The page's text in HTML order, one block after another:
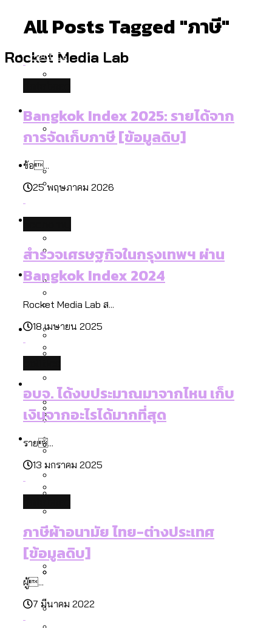
Rocket Media Lab
Politics
จราจรฯ เพิ่ม 150% มีเพียง 5 เขตที่งบเพิ่ม
โดยเขตจตุจักรสูงสุด
ใหม่จะมีงบฯ ประมาณเท่าไร
สมุดจดการบ้าน ส.ก. 2569 : แต่ละเขตมี
ปัญหาอะไรที่ ส.ก. ต้องทำการบ้าน
Vote62 ขอบคุณประชาชนที่ร่วม
สังเกตการณ์การเลือกตั้งชวนคุยกันถึงบท
เรียนที่เราได้รับจากเลือกตั้ง กรุงเทพฯ –
พัทยา
กทม. มีอำนาจแค่ไหน ในการแก้ปัญหาให้คน
ที่อาศัยอยู่ในกรุงเทพฯ
Environment
ลัดวงจรมากที่สุด
สวนสาธารณะและพื้นที่สีเขียวใน กทม. เพิ่ม
ขึ้นและเข้าถึงได้มากน้อยแค่ไหน
ขยะมูลฝอย 2568 [ข้อมูลดิบ]
ขยะของคน กทม. ที่ยังถูกนำไปทิ้งที่
ฉะเชิงเทรา นครปฐม และล่าสุดที่กาญจนบุรี
งบระบายน้ำ-ป้องกันน้ำท่วม 4 ปี (2566-
2569) ของ กทม. ในยุคชัชชาติ ลงเขตไหน
ทำอะไรบ้าง
Culture
โลกใบเดียว สิทธิไม่เท่ากัน: กฎหมายการ
รับรองเพศของ Transgender ทั่วโลก
ประเทศไหนทำได้บ้าง?
สำรวจ Hate Speech ที่ถูกผลิตซ้ำผ่าน
วิดีโอ AI ในช่วงความขัดแย้งไทย-กัมพูชา
ความเกลียดชังที่ขายได้ : สำรวจ Hate
Speech ที่ถูกผลิตซ้ำผ่านวิดีโอ AI ในช่วง
กรุงเทพฯ เมืองคอนเสิร์ต : สำรวจ
คอนเสิร์ตและแฟนมีตติ้งในไทยจำนวน 526
งาน ตั้งแต่ปี 2023-2024
ปีนกำแพงส่องซีรีส์จีน: จีนส่งออกภาพ
Economy
เมกะโปรเจ็กต์ของ กทม. ในช่วงที่มีการใช้
งบคาบเกี่ยวในยุคชัชชาติ มีอะไร ใช้งบแค่
ไหน
ควันบุหรี่ที่เข้าปอด [ข้อมูลดิบ]
Bangkok Index 2025
สำรวจงบประมาณรายเขตในกรุงเทพฯ
ผ่าน Bangkok Index 2025
สำรวจรายได้จากการจัดเก็บภาษีใน
Future
สังคมผู้สูงอายุไทย [ข้อมูลดิบ]
สำรวจสังคมผู้สูงอายุไทย : 6 จังหวัดเป็น
สังคมสูงวัยระดับสุดยอด และ 64 จังหวัดที่
ตายมากกว่าเกิด
กรุงเทพฯ เมืองสังคมผู้สูงอายุ : 36 เขตมี
คนตายมากกว่าคนเกิด 18 เขตเป็นสังคมผู้
Database
สังคมผู้สูงอายุไทย [ข้อมูลดิบ]
[ข้อมูลดิบ]
Project
Bangkok Index
Bangkok Index 2022
About Us
All Posts Tagged "ภาษี"
Bangkok Index 2025: รายได้จาก
การจัดเก็บภาษี [ข้อมูลดิบ]
ข้อ...
25 พฤษภาคม 2026
สำรวจเศรษฐกิจในกรุงเทพฯ ผ่าน
Bangkok Index 2024
Rocket Media Lab ส...
18 เมษายน 2025
อบจ. ได้งบประมาณมาจากไหน เก็บ
เงินจากอะไรได้มากที่สุด
ราย...
13 มกราคม 2025
ภาษีผ้าอนามัย ไทย-ต่างประเทศ
[ข้อมูลดิบ]
ผู้...
7 มีนาคม 2022